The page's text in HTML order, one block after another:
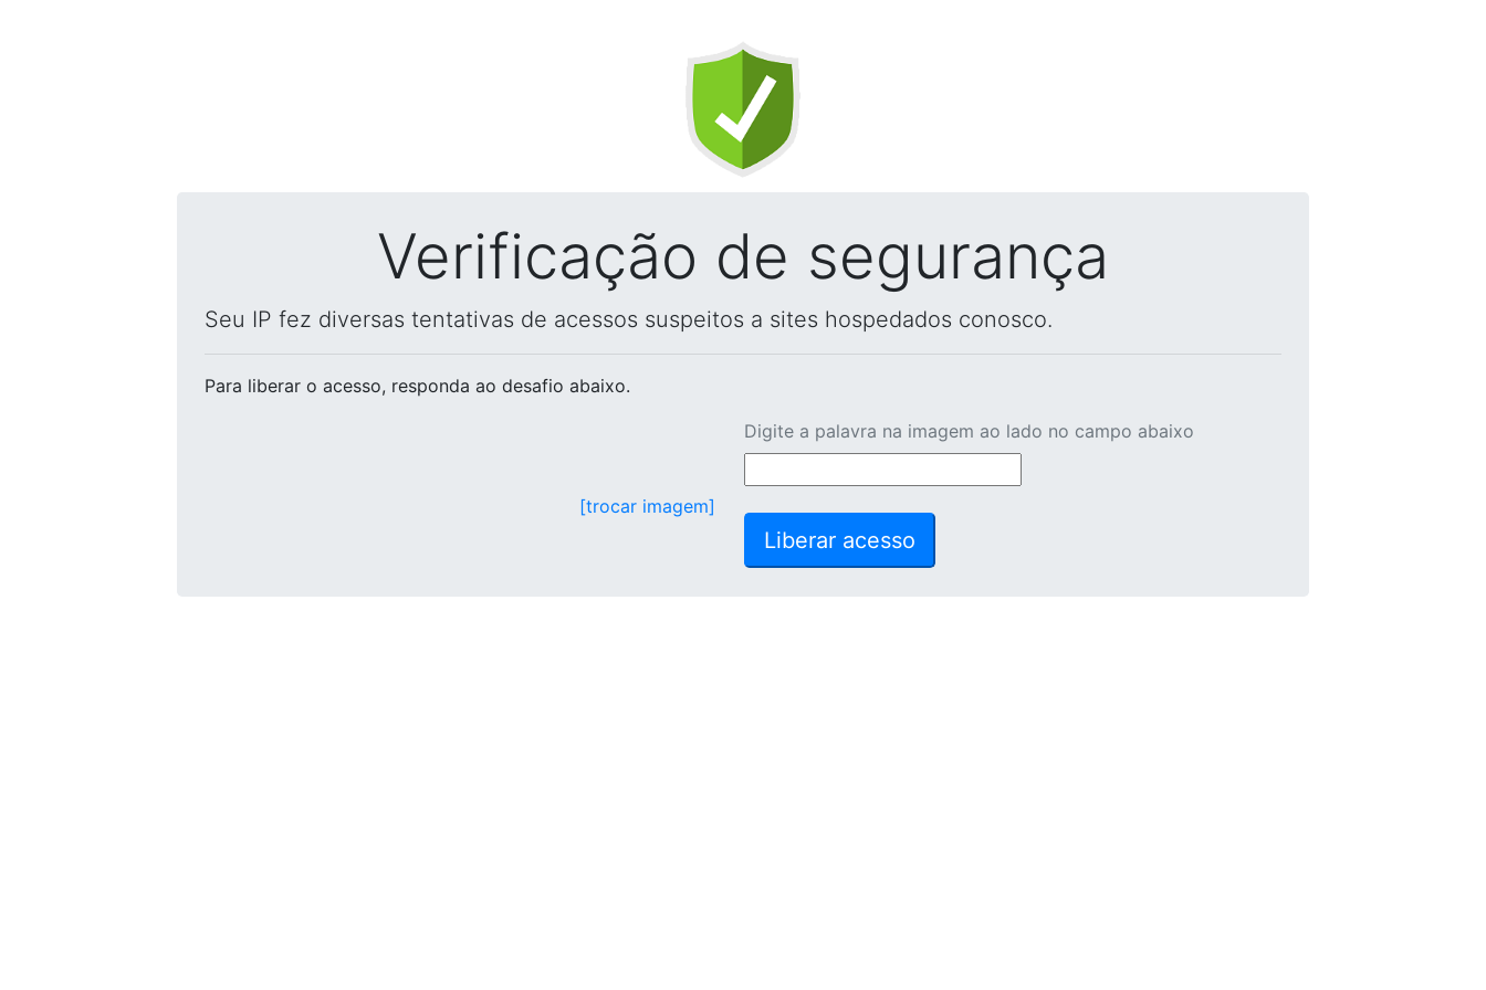
Verificação de segurança
Seu IP fez diversas tentativas de acessos suspeitos a sites hospedados conosco.
Para liberar o acesso, responda ao desafio abaixo.
[trocar imagem]
Digite a palavra na imagem ao lado no campo abaixo